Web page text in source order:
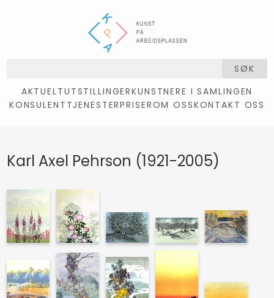
SØK
AKTUELTUTSTILLINGERKUNSTNERE I SAMLINGEN
KONSULENTTJENESTERPRISEROM OSSKONTAKT OSS
Karl Axel Pehrson (1921-2005)